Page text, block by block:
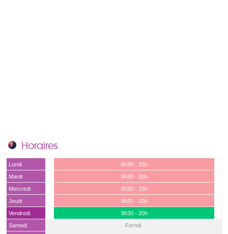
Horaires
Lundi
8h30 - 20h
Mardi
8h30 - 20h
Mercredi
8h30 - 20h
Jeudi
8h30 - 20h
Vendredi
8h30 - 20h
Samedi
Fermé